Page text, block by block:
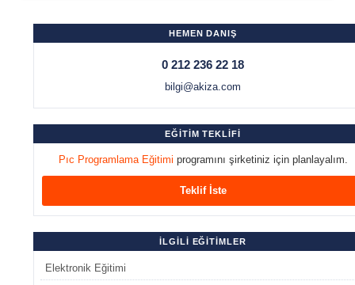
HEMEN DANIŞ
0 212 236 22 18
bilgi@akiza.com
EĞİTİM TEKLİFİ
Pıc Programlama Eğitimi programını şirketiniz için planlayalım.
Teklif İste
İLGİLİ EĞİTİMLER
Elektronik Eğitimi